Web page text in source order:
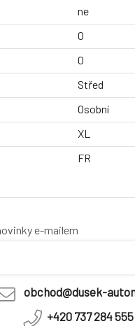
ne
0
0
Střed
Osobní
XL
FR
e-mailem
obchod@dusek-
+420 737 284 555